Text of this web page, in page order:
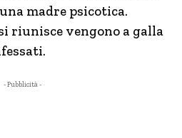
madre psicotica.
riunisce vengono a galla
- Pubblicità -